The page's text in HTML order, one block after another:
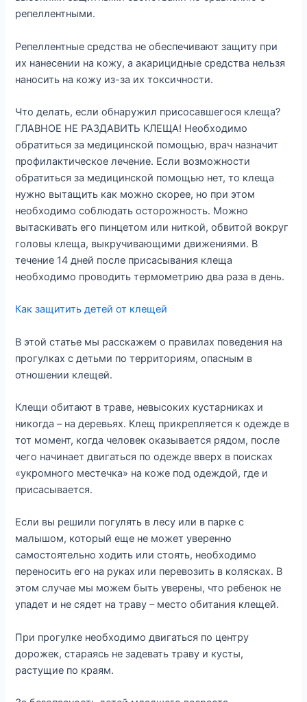
репеллентными.
Репеллентные средства не обеспечивают защиту при
их нанесении на кожу, а акарицидные средства нельзя
наносить на кожу из-за их токсичности.
Что делать, если обнаружил присосавшегося клеща?
ГЛАВНОЕ НЕ РАЗДАВИТЬ КЛЕЩА! Необходимо
обратиться за медицинской помощью, врач назначит
профилактическое лечение. Если возможности
обратиться за медицинской помощью нет, то клеща
нужно вытащить как можно скорее, но при этом
необходимо соблюдать осторожность. Можно
вытаскивать его пинцетом или ниткой, обвитой вокруг
головы клеща, выкручивающими движениями. В
течение 14 дней после присасывания клеща
необходимо проводить термометрию два раза в день.
Как защитить детей от клещей
В этой статье мы расскажем о правилах поведения на
прогулках с детьми по территориям, опасным в
отношении клещей.
Клещи обитают в траве, невысоких кустарниках и
никогда – на деревьях. Клещ прикрепляется к одежде в
тот момент, когда человек оказывается рядом, после
чего начинает двигаться по одежде вверх в поисках
«укромного местечка» на коже под одеждой, где и
присасывается.
Если вы решили погулять в лесу или в парке с
малышом, который еще не может уверенно
самостоятельно ходить или стоять, необходимо
переносить его на руках или перевозить в колясках. В
этом случае мы можем быть уверены, что ребенок не
упадет и не сядет на траву – место обитания клещей.
При прогулке необходимо двигаться по центру
дорожек, стараясь не задевать траву и кусты,
растущие по краям.